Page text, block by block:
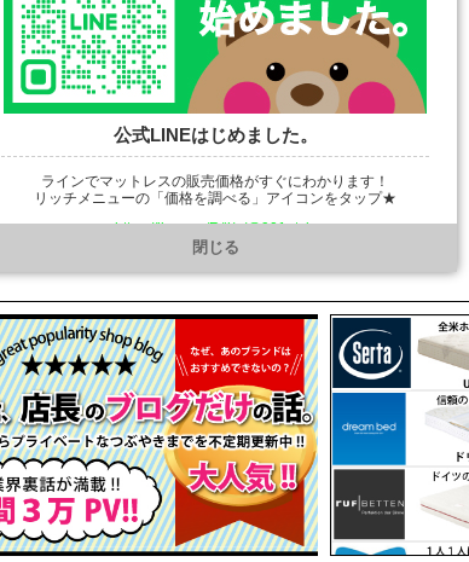
【FSC-MRY】
公式LINEはじめました。
ラインでマットレスの販売価格がすぐにわかります！
リッチメニューの「価格を調べる」アイコンをタップ★
閉じる